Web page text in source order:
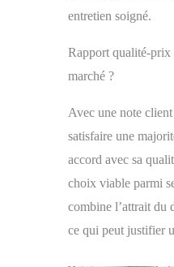
entretien soigné.
Rapport qualité-prix
marché ?
Avec une note
satisfaire une
accord avec sa
choix viable parmi
combine l’attrait du
ce qui peut justifier